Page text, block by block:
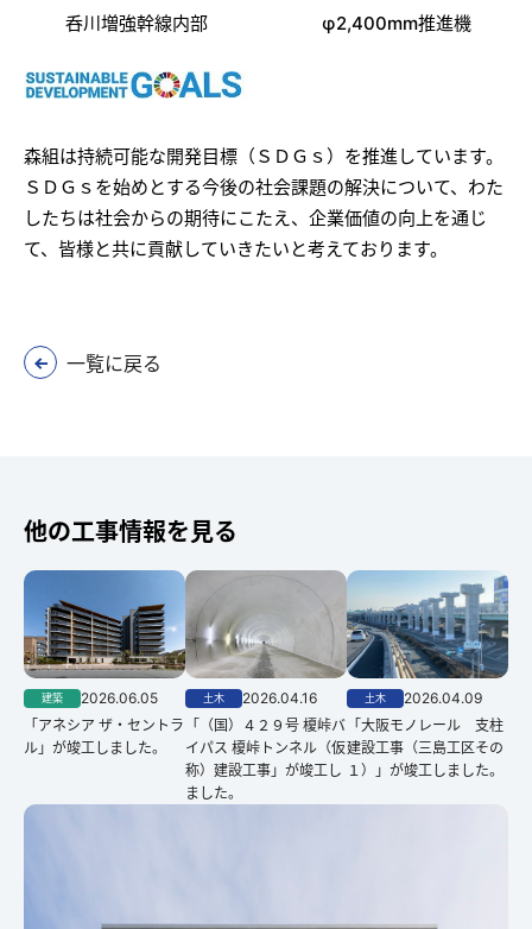
呑川増強幹線内部 φ2,400mm推進機
森組は持続可能な開発目標（ＳＤＧｓ）を推進しています。
ＳＤＧｓを始めとする今後の社会課題の解決について、わた
したちは社会からの期待にこたえ、企業価値の向上を通じ
て、皆様と共に貢献していきたいと考えております。
一覧に戻る
他の工事情報を見る
建築
2026.06.05
「アネシア ザ・セントラ
ル」が竣工しました。
土木
2026.04.16
「（国）４２９号 榎峠バ
イパス 榎峠トンネル（仮
称）建設工事」が竣工し
ました。
土木
2026.04.09
「大阪モノレール 支柱
建設工事（三島工区その
１）」が竣工しました。